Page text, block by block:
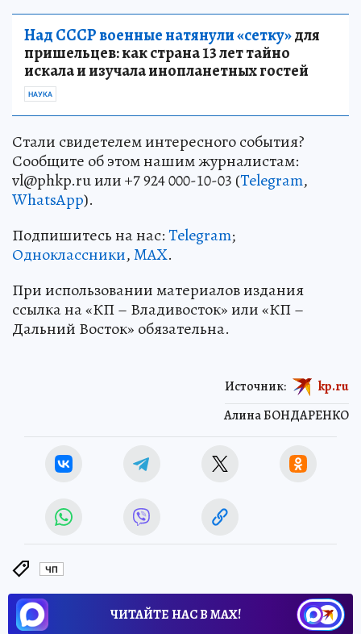
Над СССР военные натянули «сетку»для
пришельцев: как страна 13 лет тайно
искала и изучала инопланетных гостей
НАУКА
Стали свидетелем интересного события?
Сообщите об этом нашим журналистам:
vl@phkp.ru или +7 924 000-10-03 (Telegram,
WhatsApp).
Подпишитесь на нас:Telegram;
Одноклассники,MAX.
При использовании материалов издания
ссылка на «КП – Владивосток» или «КП –
Дальний Восток» обязательна.
Алина БОНДАРЕНКО
Источник: kp.ru
ЧП
ЧИТАЙТЕ НАС В МАХ!